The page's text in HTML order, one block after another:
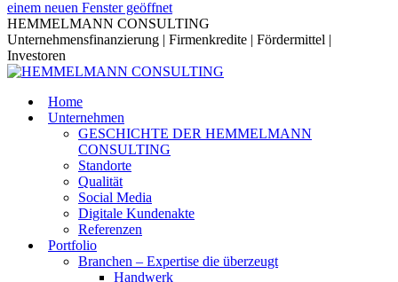
einem neuen Fenster geöffnet
HEMMELMANN CONSULTING
Unternehmensfinanzierung | Firmenkredite | Fördermittel |
Investoren
Home
Unternehmen
GESCHICHTE DER HEMMELMANN
CONSULTING
Standorte
Qualität
Social Media
Digitale Kundenakte
Referenzen
Portfolio
Branchen – Expertise die überzeugt
Handwerk